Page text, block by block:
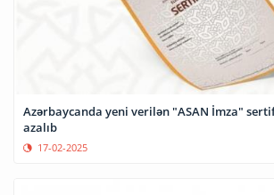
Azərbaycanda yeni verilən "ASAN İmza"
azalıb
17-02-2025